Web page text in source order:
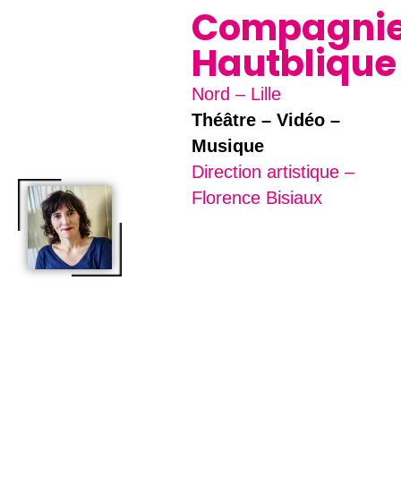
Hautblique
Nord – Lille
Théâtre – Vidéo –
Musique
Direction artistique –
Florence Bisiaux